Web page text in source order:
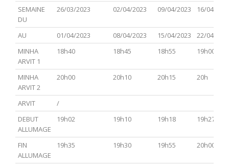
PARACHA TSAV(Hagadol)
Chabbat
Hamoed
CHEMINI
TAZRIA
SEMAINE
DU
26/03/2023 02/04/2023 09/04/2023 16/04/
AU 01/04/2023 08/04/2023 15/04/2023
22/04/
MINHA
ARVIT 1
18h40 18h45 18h55 19h00
MINHA
ARVIT 2
20h00 20h10 20h15 20h
ARVIT
/
DEBUT
ALLUMAGE
19h02 19h10 19h18 19h27
FIN
ALLUMAGE
19h35 19h30 19h55 20h00